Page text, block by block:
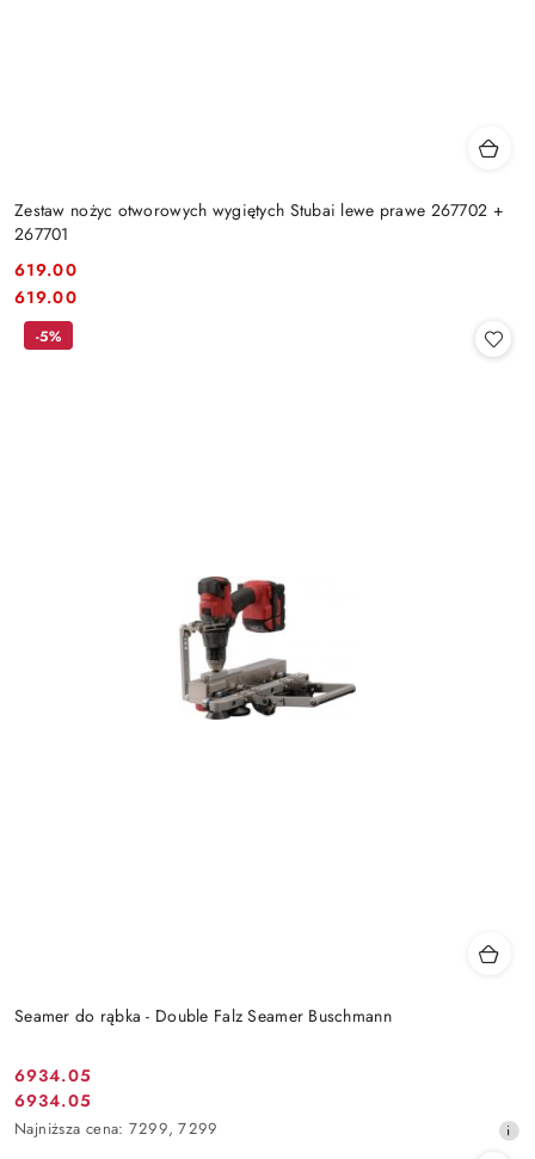
Zestaw nożyc otworowych wygiętych Stubai lewe prawe 267702 +
267701
Cena:
619.00
Cena:
619.00
Seamer do rąbka - Double Falz Seamer Buschmann
Cena
promocyjna:
6934.05
Cena
promocyjna:
6934.05
Najniższa
Najniższa cena: 7299, 7299
-5%